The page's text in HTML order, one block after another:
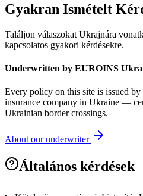
Gyakran Ismételt
Találjon válaszokat Ukrajnára
kapcsolatos gyakori kérdésekre.
Underwritten by EUROINS
Every policy on this site is issued
insurance company in Ukraine —
Ukrainian border crossings.
About our underwriter
Általános kérdések